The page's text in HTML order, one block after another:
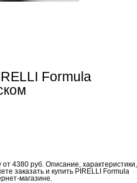
Formula
4380 руб. Описание, характеристики,
заказать и купить PIRELLI Formula
магазине.